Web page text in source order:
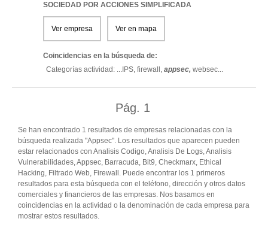
SOCIEDAD POR ACCIONES SIMPLIFICADA
Ver empresa Ver en mapa
Coincidencias en la búsqueda de:
Categorías actividad: ... IPS, firewall, appsec, websec...
Pág. 1
Se han encontrado 1 resultados de empresas relacionadas con la
búsqueda realizada "Appsec". Los resultados que aparecen pueden
estar relacionados con Analisis Codigo, Analisis De Logs, Analisis
Vulnerabilidades, Appsec, Barracuda, Bit9, Checkmarx, Ethical
Hacking, Filtrado Web, Firewall. Puede encontrar los 1 primeros
resultados para esta búsqueda con el teléfono, dirección y otros datos
comerciales y financieros de las empresas. Nos basamos en
coincidencias en la actividad o la denominación de cada empresa para
mostrar estos resultados.